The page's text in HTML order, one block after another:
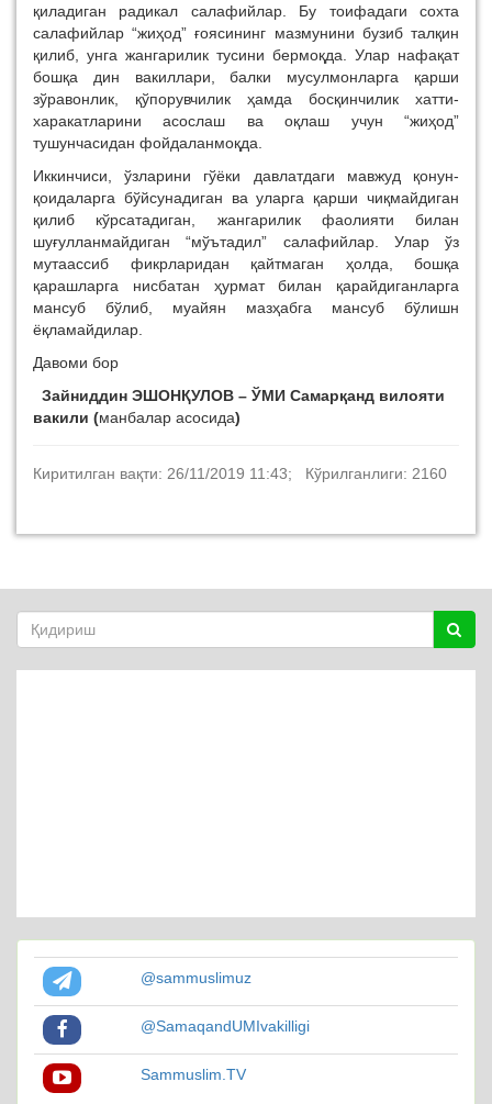
қиладиган радикал салафийлар. Бу тоифадаги сохта
салафийлар “жиҳод” ғоясининг мазмунини бузиб талқин
қилиб, унга жангарилик тусини бермоқда. Улар нафақат
бошқа дин вакиллари, балки мусулмонларга қарши
зўравонлик, қўпорувчилик ҳамда босқинчилик хатти-
харакатларини асослаш ва оқлаш учун “жиҳод”
тушунчасидан фойдаланмоқда.
Иккинчиси, ўзларини гўёки давлатдаги мавжуд қонун-
қоидаларга бўйсунадиган ва уларга қарши чиқмайдиган
қилиб кўрсатадиган, жангарилик фаолияти билан
шуғулланмайдиган “мўътадил” салафийлар. Улар ўз
мутаассиб фикрларидан қайтмаган ҳолда, бошқа
қарашларга нисбатан ҳурмат билан қарайдиганларга
мансуб бўлиб, муайян мазҳабга мансуб бўлишн
ёқламайдилар.
Давоми бор
Зайниддин ЭШОНҚУЛОВ – ЎМИ Самарқанд вилояти
вакили (манбалар асосида)
Киритилган вақти: 26/11/2019 11:43; Кўрилганлиги: 2160
@sammuslimuz
@SamaqandUMIvakilligi
Sammuslim.TV